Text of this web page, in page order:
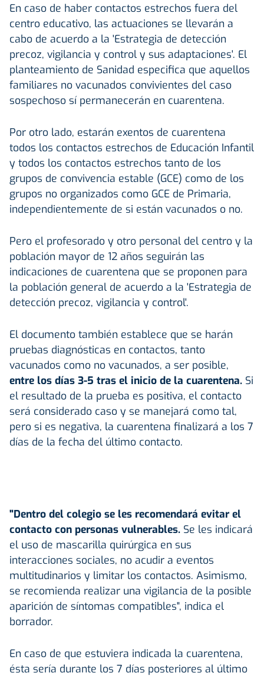
En caso de haber contactos estrechos fuera del
centro educativo, las actuaciones se llevarán a
cabo de acuerdo a la 'Estrategia de detección
precoz, vigilancia y control y sus adaptaciones'. El
planteamiento de Sanidad especifica que aquellos
familiares no vacunados convivientes del caso
sospechoso sí permanecerán en cuarentena.
Por otro lado, estarán exentos de cuarentena
todos los contactos estrechos de Educación Infantil
y todos los contactos estrechos tanto de los
grupos de convivencia estable (GCE) como de los
grupos no organizados como GCE de Primaria,
independientemente de si están vacunados o no.
Pero el profesorado y otro personal del centro y la
población mayor de 12 años seguirán las
indicaciones de cuarentena que se proponen para
la población general de acuerdo a la 'Estrategia de
detección precoz, vigilancia y control'.
El documento también establece que se harán
pruebas diagnósticas en contactos, tanto
vacunados como no vacunados, a ser posible,
entre los días 3-5 tras el inicio de la cuarentena. Si
el resultado de la prueba es positiva, el contacto
será considerado caso y se manejará como tal,
pero si es negativa, la cuarentena finalizará a los 7
días de la fecha del último contacto.
"Dentro del colegio se les recomendará evitar el
contacto con personas vulnerables. Se les indicará
el uso de mascarilla quirúrgica en sus
interacciones sociales, no acudir a eventos
multitudinarios y limitar los contactos. Asimismo,
se recomienda realizar una vigilancia de la posible
aparición de síntomas compatibles", indica el
borrador.
En caso de que estuviera indicada la cuarentena,
ésta sería durante los 7 días posteriores al último